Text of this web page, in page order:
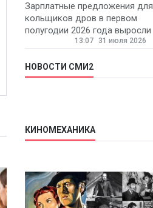
Зарплатные предложения для
кольщиков дров в первом
полугодии 2026 года выросли
на 58% - 62 тысяч рублей в
«Прайм».
13:07 31 июля 2026
НОВОСТИ СМИ2
КИНОМЕХАНИКА